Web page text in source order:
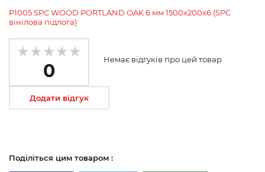
P1005 SPC WOOD PORTLAND OAK 6 мм 1500х200х6 (SPC
вінілова підлога)
0
Немає відгуків про цей товар
Додати відгук
Поділіться цим товаром :